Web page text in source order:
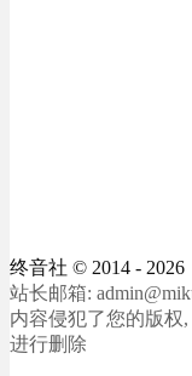
终音社 © 2014 - 2026
站长邮箱:
内容侵犯了您的版权
进行删除